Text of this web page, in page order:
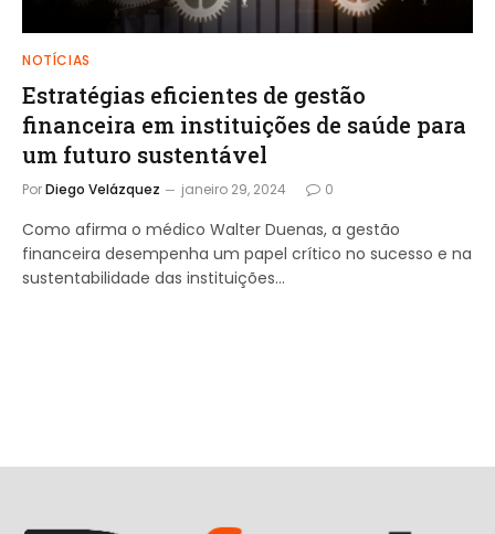
NOTÍCIAS
Estratégias eficientes de gestão
financeira em instituições de saúde para
um futuro sustentável
PorDiego Velázquez janeiro 29, 2024 0
Como afirma o médico Walter Duenas, a gestão
financeira desempenha um papel crítico no sucesso e na
sustentabilidade das instituições…